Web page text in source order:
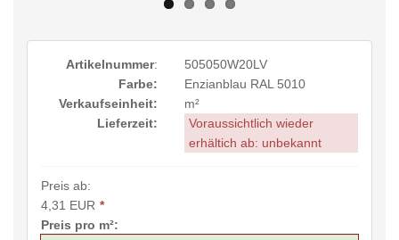
Artikelnummer:
505050W20LV
Farbe:
Enzianblau RAL 5010
Verkaufseinheit:
m²
Lieferzeit:
Voraussichtlich wieder
erhältich ab: unbekannt
Preis ab:
4,31 EUR *
Preis pro m²: